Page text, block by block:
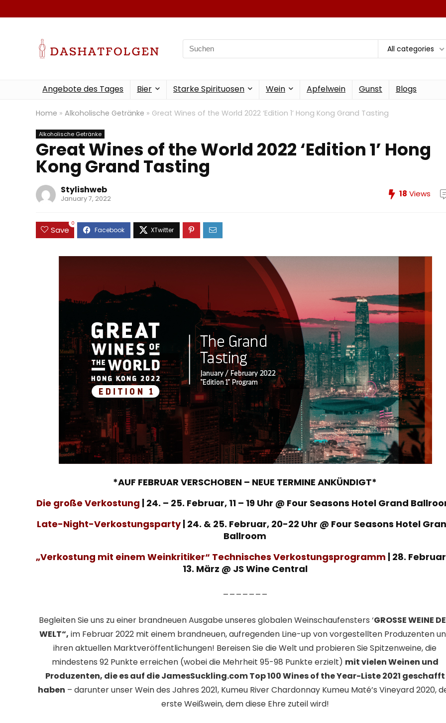
Search
for:
All categories
Angebote des Tages Bier Starke Spirituosen Wein Apfelwein Gunst Blogs
Home » Alkoholische Getränke » Great Wines of the World 2022 ‘Edition 1’ Hong Kong Grand Tasting
Alkoholische Getränke
Great Wines of the World 2022 ‘Edition 1’ Hong
Kong Grand Tasting
Stylishweb
January 7, 2022 18 Views
Save
0
*AUF FEBRUAR VERSCHOBEN – NEUE TERMINE ANKÜNDIGT*
Die große Verkostung | 24. – 25. Februar, 11 – 19 Uhr @ Four Seasons Hotel Grand
Late-Night-Verkostungsparty| 24. & 25. Februar, 20-22 Uhr @ Four Seasons Hotel
Ballroom
„Verkostung mit einem Weinkritiker“ Technisches Verkostungsprogramm | 28.
13. März @ JS Wine Central
Begleiten Sie uns zu einer brandneuen Ausgabe unseres globalen Weinschaufensters ‘GROSSE WEINE
WELT“, im Februar 2022 mit einem brandneuen, aufregenden Line-up von vorgestellten Produzenten
ihren aktuellen Marktveröffentlichungen! Bereisen Sie die Welt und probieren Sie Spitzenweine, die
mindestens 92 Punkte erreichen (wobei die Mehrheit 95-98 Punkte erzielt) mit vielen Weinen und
Produzenten, die es auf die JamesSuckling.com Top 100 Wines of the Year-Liste 2021 geschafft
haben – darunter unser Wein des Jahres 2021, Kumeu River Chardonnay Kumeu Maté’s Vineyard 2020,
erste Weißwein, dem diese Ehre zuteil wird!